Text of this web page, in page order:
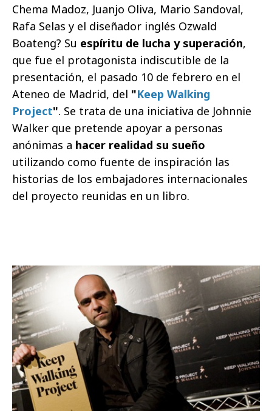
Chema Madoz, Juanjo Oliva, Mario Sandoval,
Rafa Selas y el diseñador inglés Ozwald
Boateng? Su espíritu de lucha y superación,
que fue el protagonista indiscutible de la
presentación, el pasado 10 de febrero en el
Ateneo de Madrid, del "Keep Walking
Project". Se trata de una iniciativa de Johnnie
Walker que pretende apoyar a personas
anónimas a hacer realidad su sueño
utilizando como fuente de inspiración las
historias de los embajadores internacionales
del proyecto reunidas en un libro.